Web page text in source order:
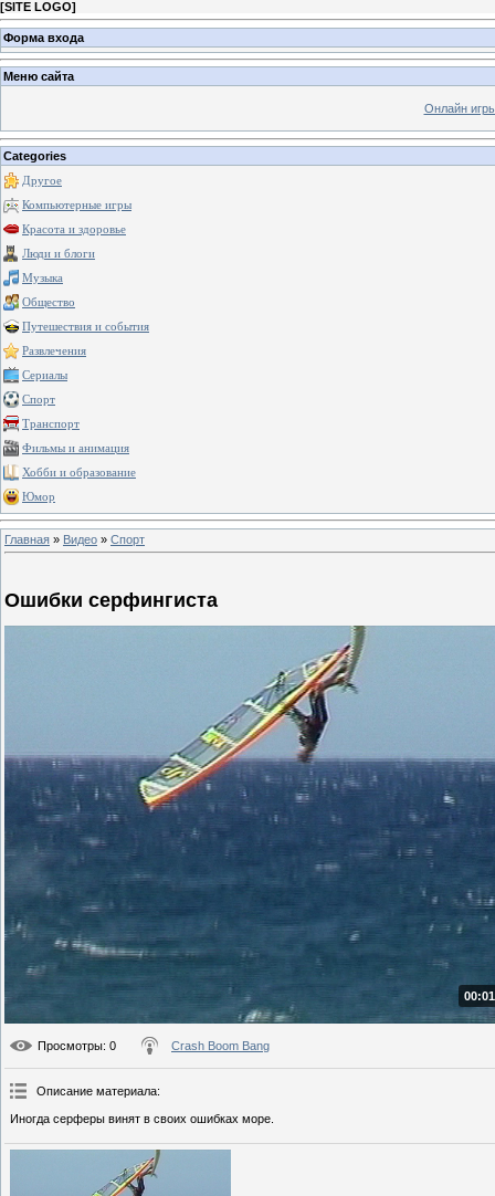
[SITE LOGO]
Форма входа
Меню сайта
Онлайн
Categories
Другое
Компьютерные игры
Красота и здоровье
Люди и блоги
Музыка
Общество
Путешествия и события
Развлечения
Сериалы
Спорт
Транспорт
Фильмы и анимация
Хобби и образование
Юмор
Главная » Видео » Спорт
Ошибки серфингиста
Просмотры: 0 Crash Boom Bang
Описание материала:
Иногда серферы винят в своих ошибках море.